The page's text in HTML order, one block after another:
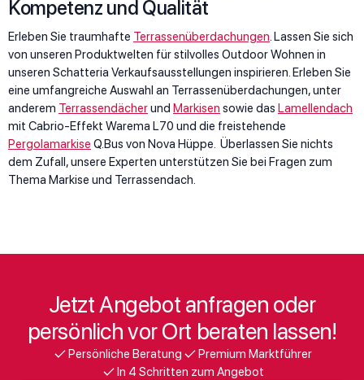
Kompetenz und Qualität
Erleben Sie traumhafte Terrassenüberdachungen. Lassen Sie sich
von unseren Produktwelten für stilvolles Outdoor Wohnen in
unseren Schatteria Verkaufsausstellungen inspirieren. Erleben Sie
eine umfangreiche Auswahl an Terrassenüberdachungen, unter
anderem Terrassendächerund Markisen sowie das Lamellendach
mit Cabrio-Effekt Warema L70 und die freistehende
Pergolamarkise Q.Bus von Nova Hüppe. Überlassen Sie nichts
dem Zufall, unsere Experten unterstützen Sie bei Fragen zum
Thema Markise und Terrassendach.
Jetzt Angebot anfragen oder
persönlich vor Ort beraten lassen!
Persönliche Beratung
Premium Marktführer
In 4 Schritten zum Angebot